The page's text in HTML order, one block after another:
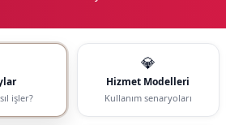
işler?
💎
Hizmet Modelleri
Kullanım senaryoları